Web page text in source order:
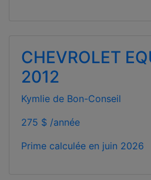
CHEVROLET
2012
Kymlie de Bon-Conseil
275 $ /année
Prime calculée en juin 2026